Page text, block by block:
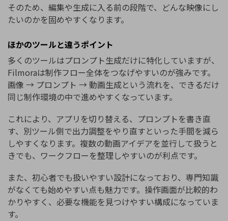
そのため、編集や生成に入る前の段階で、どんな映像にし
たいのかを固めやすくなります。
ほかのツールと違うポイント
多くのツールはプロンプト生成だけに特化していますが、
Filmoraは制作フロー全体をつなげやすいのが強みです。
画像 → プロンプト → 動画生成という流れを、できるだけ
同じ制作環境の中で進めやすくなっています。
これにより、アプリを切り替える、プロンプトを書き直
す、別ツール側で出力調整をやり直すといった手間を減ら
しやすくなります。複数の動画アイデアを並行して扱うと
きでも、ワークフローを整理しやすいのが利点です。
また、初心者でも扱いやすい設計になっており、専門知識
がなくても始めやすい点も魅力です。操作画面が比較的わ
かりやすく、必要な機能を見つけやすい構成になっていま
す。